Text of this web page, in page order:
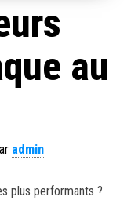
au
admin
plus performants ?